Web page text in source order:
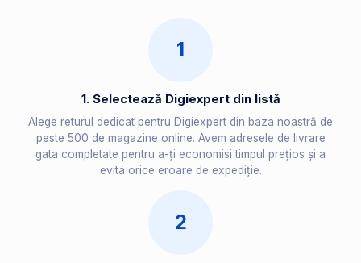
1
1. Selectează Digiexpert din listă
Alege returul dedicat pentru Digiexpert din baza noastră de
peste 500 de magazine online. Avem adresele de livrare
gata completate pentru a-ți economisi timpul prețios și a
evita orice eroare de expediție.
2